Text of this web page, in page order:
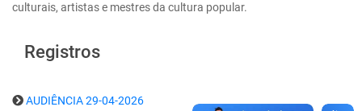
culturais, artistas e mestres da cultura popular.
Registros
AUDIÊNCIA 29-04-2026